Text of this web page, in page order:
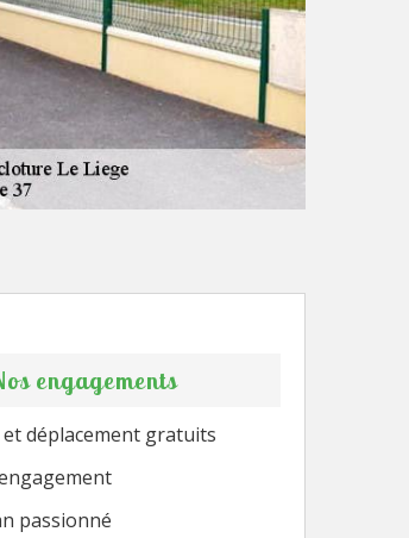
engagements
et déplacement gratuits
passionné